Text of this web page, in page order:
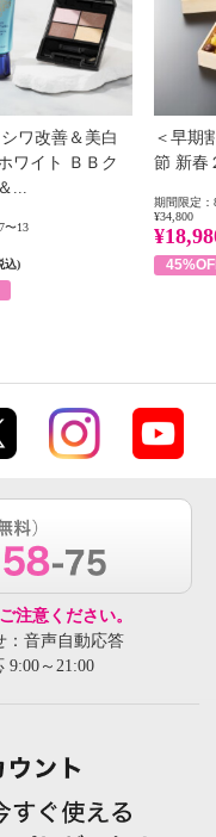
ワ改善＆美白
ワイト ＢＢク
...
〜13
込)
＜早期
節 新春
期間限定：
¥34,800
注意ください。
：音声自動応答
9:00～21:00